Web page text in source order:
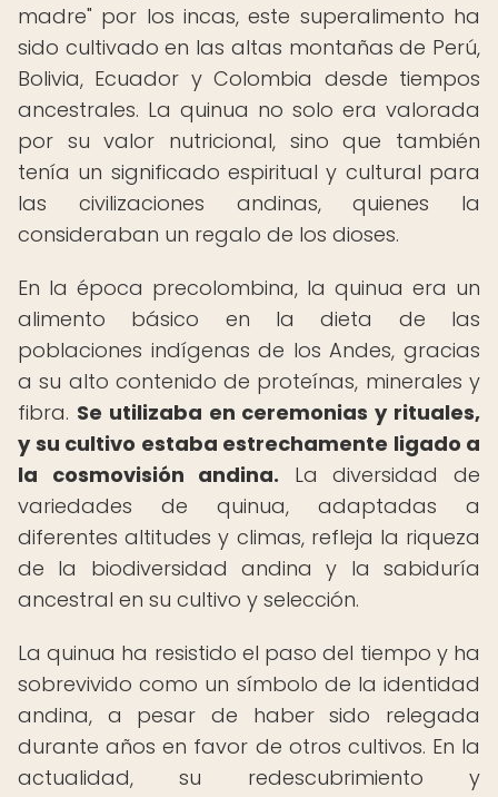
madre" por los incas, este superalimento ha
sido cultivado en las altas montañas de Perú,
Bolivia, Ecuador y Colombia desde tiempos
ancestrales. La quinua no solo era valorada
por su valor nutricional, sino que también
tenía un significado espiritual y cultural para
las civilizaciones andinas, quienes la
consideraban un regalo de los dioses.
En la época precolombina, la quinua era un
alimento básico en la dieta de las
poblaciones indígenas de los Andes, gracias
a su alto contenido de proteínas, minerales y
fibra. Se utilizaba en ceremonias y rituales,
y su cultivo estaba estrechamente ligado a
la cosmovisión andina. La diversidad de
variedades de quinua, adaptadas a
diferentes altitudes y climas, refleja la riqueza
de la biodiversidad andina y la sabiduría
ancestral en su cultivo y selección.
La quinua ha resistido el paso del tiempo y ha
sobrevivido como un símbolo de la identidad
andina, a pesar de haber sido relegada
durante años en favor de otros cultivos. En la
actualidad, su redescubrimiento y